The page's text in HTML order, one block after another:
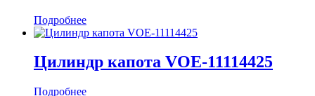
Подробнее
Цилиндр капота VOE-11114425
Подробнее